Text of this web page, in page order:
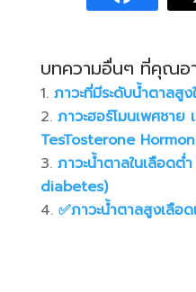
บทความอื่นๆ ที่คุณอ
ภาวะที่มีระดับน้ำตาลสูง
ภาวะฮอร์โมนเพศชาย
TesTosterone
ภาวะน้ำตาลในเลือด
diabetes)
✅️ภาวะน้ำตาลสูงเลือ